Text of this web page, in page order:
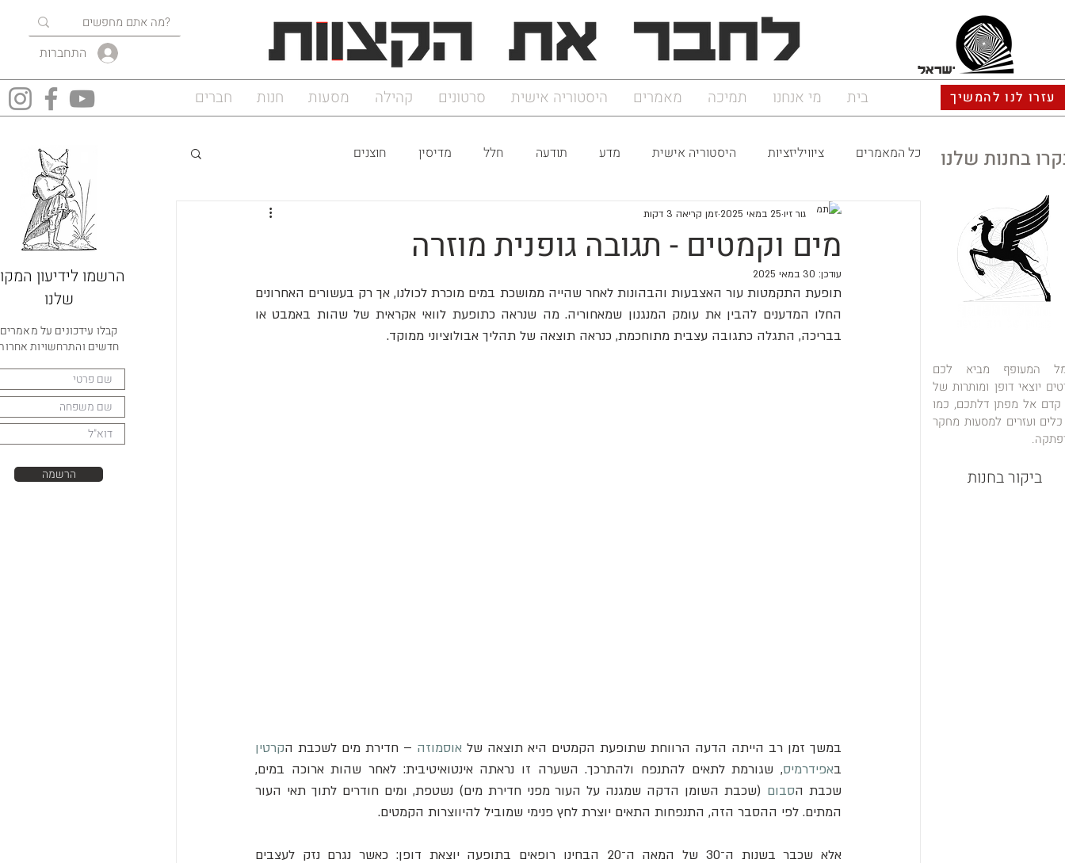
התחברות
ישראל
עזרו לנו להמשיך בית מי אנחנו תמיכה מאמרים היסטוריה אישית סרטונים קהילה מסעות חנות חברים
הרשמו לידיעון
שלנו
קבלו עידכונים על מאמרים
חדשים והתרחשויות
הרשמה
כל המאמרים ציוויליזציות היסטוריה אישית מדע תודעה חלל מדיסין חוצנים
מים וקמטים - תגובה גופנית מוזרה
גור זיו 25 במאי 2025 זמן קריאה 3 דקות
עודכן: 30 במאי 2025
בבריכה, התגלה כתגובה עצבית מתוחכמת, כנראה תוצאה של תהליך אבולוציוני ממוקד.
במשך זמן רב הייתה הדעה הרווחת שתופעת הקמטים היא תוצאה של אוסמוזה – חדירת מים לשכבת הקרטין
באפידרמיס
שכבת הסבום
המתים. לפי ההסבר הזה, התנפחות התאים יוצרת לחץ פנימי שמוביל להיווצרות הקמטים.
בחנות שלנו
המעופף מביא לכם
יוצאי דופן ומותרות של
קדם אל מפתן דלתכם, כמו
ועזרים למסעות מחקר
ביקור בחנות